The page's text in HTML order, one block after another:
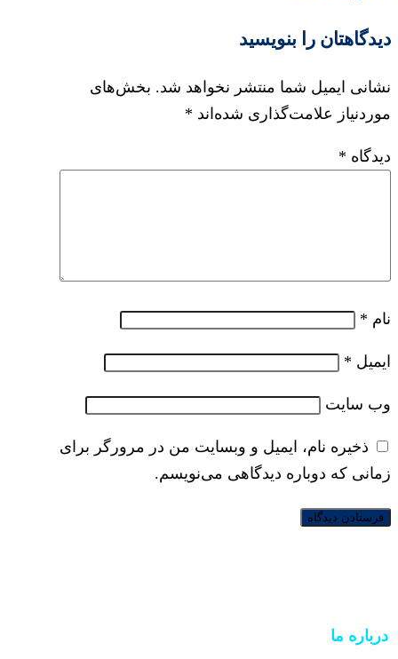
دیدگاهتان را بنویسید
نشانی ایمیل شما منتشر نخواهد شد. بخش‌های
موردنیاز علامت‌گذاری شده‌اند *
دیدگاه *
نام *
ایمیل *
وب‌ سایت
ذخیره نام، ایمیل و وبسایت من در مرورگر برای
زمانی که دوباره دیدگاهی می‌نویسم.
درباره ما